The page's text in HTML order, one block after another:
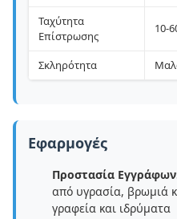
Ταχύτητα
Επίστρωσης
10-
Σκληρότητα
Εφαρμογές
Προστασία
από υγρασία, βρωμιά
γραφεία και ιδρύματα